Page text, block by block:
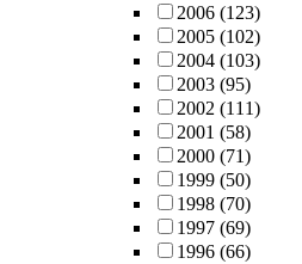
2006 (123)
2005 (102)
2004 (103)
2003 (95)
2002 (111)
2001 (58)
2000 (71)
1999 (50)
1998 (70)
1997 (69)
1996 (66)